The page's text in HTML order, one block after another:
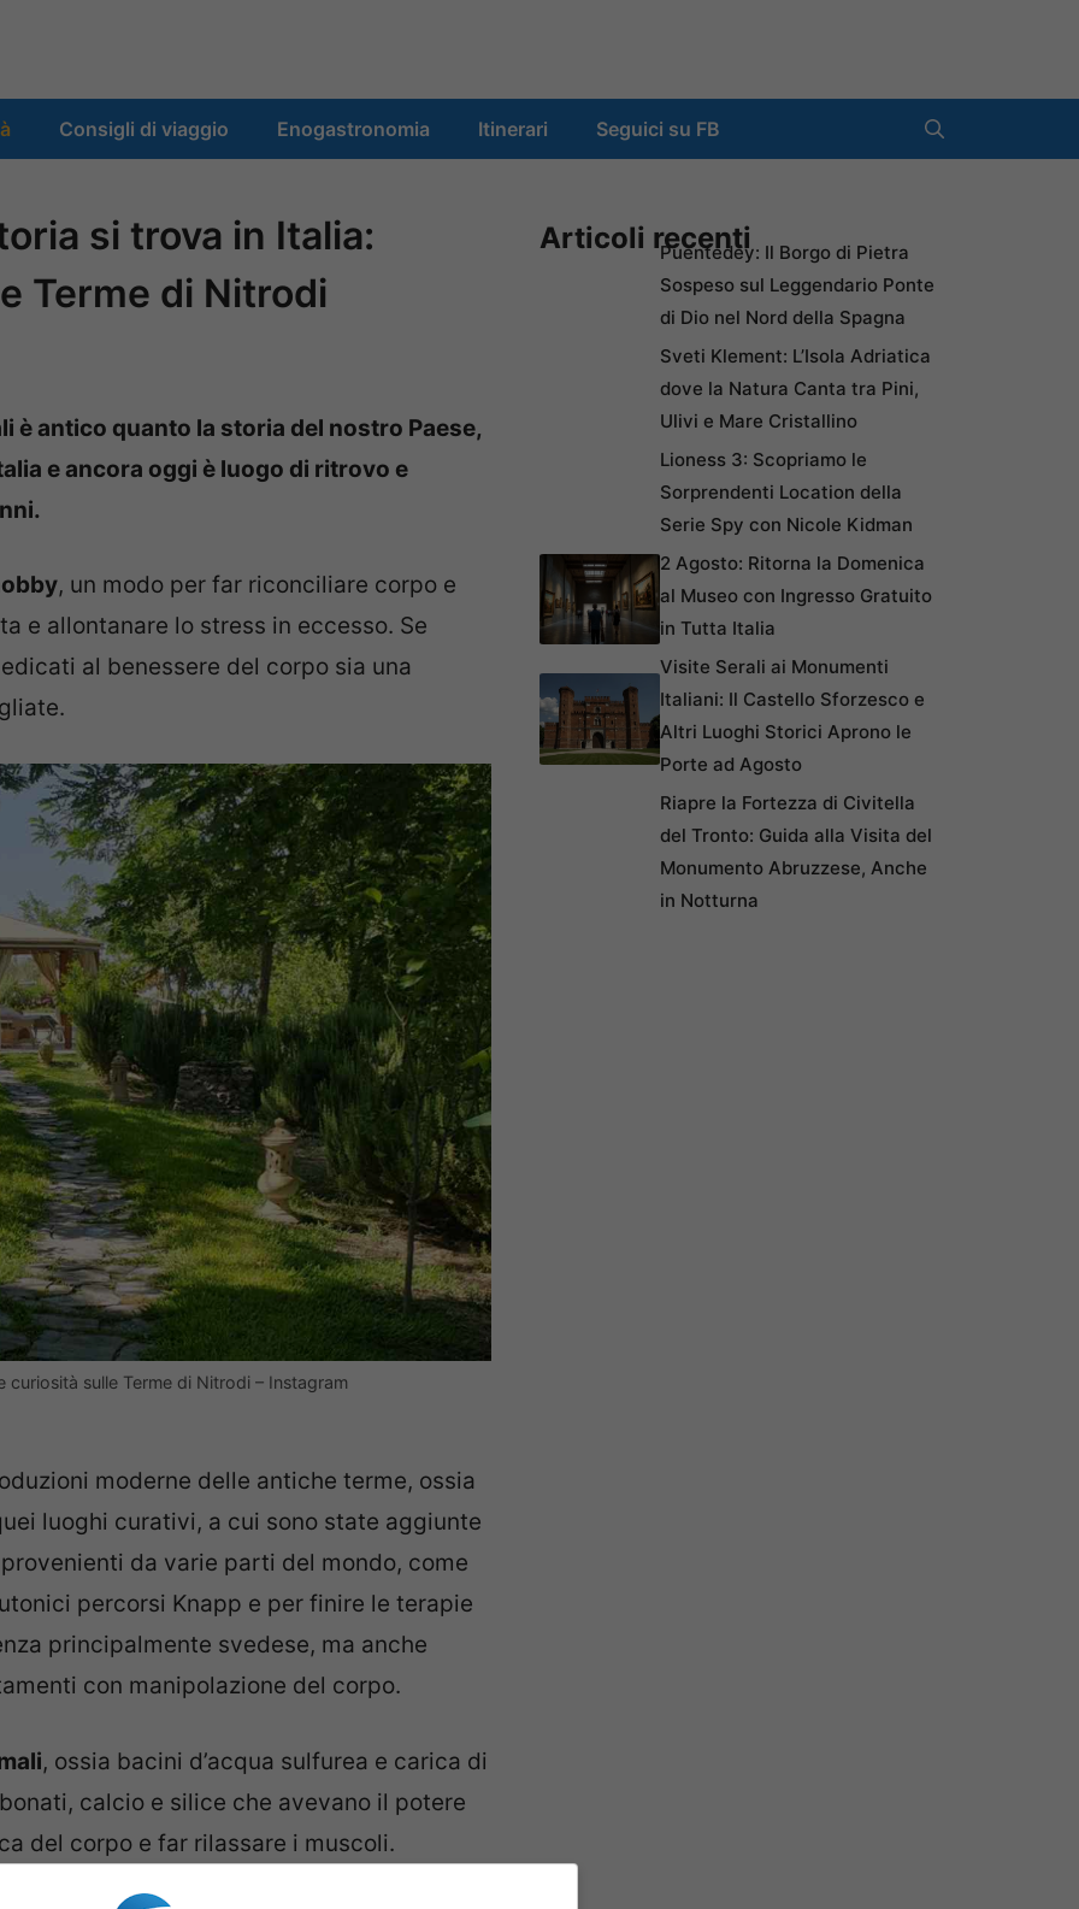
Consigli di viaggio Enogastronomia Itinerari Seguici su FB
si trova in Italia:
Terme di Nitrodi
è antico quanto la storia del nostro Paese,
e ancora oggi è luogo di ritrovo e
, un modo per far riconciliare corpo e
e allontanare lo stress in eccesso. Se
al benessere del corpo sia una
curiosità sulle Terme di Nitrodi – Instagram
moderne delle antiche terme, ossia
luoghi curativi, a cui sono state aggiunte
da varie parti del mondo, come
percorsi Knapp e per finire le terapie
principalmente svedese, ma anche
con manipolazione del corpo.
, ossia bacini d’acqua sulfurea e carica di
calcio e silice che avevano il potere
del corpo e far rilassare i muscoli.
italiana e ci sono infatti moltissimi
Articoli recentiPuentedey: Il Borgo di Pietra
Sospeso sul Leggendario Ponte
di Dio nel Nord della Spagna
Sveti Klement: L’Isola Adriatica
dove la Natura Canta tra Pini,
Ulivi e Mare Cristallino
Lioness 3: Scopriamo le
Sorprendenti Location della
Serie Spy con Nicole Kidman
2 Agosto: Ritorna la Domenica
al Museo con Ingresso Gratuito
in Tutta Italia
Visite Serali ai Monumenti
Italiani: Il Castello Sforzesco e
Altri Luoghi Storici Aprono le
Porte ad Agosto
Riapre la Fortezza di Civitella
del Tronto: Guida alla Visita del
Monumento Abruzzese, Anche
in Notturna